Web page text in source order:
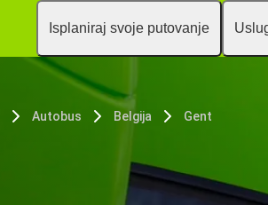
Isplaniraj svoje putovanje
Autobus Belgija Gent